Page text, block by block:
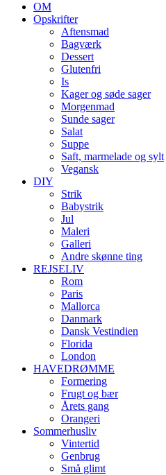
OM
Opskrifter
Aftensmad
Bagværk
Dessert
Glutenfri
Is
Kager og søde sager
Morgenmad
Sunde sager
Salat
Suppe
Saft, marmelade og sylt
Vegansk
DIY
Strik
Babystrik
Jul
Maleri
Galleri
Andre skønne ting
REJSELIV
Rom
Paris
Mallorca
Danmark
Dansk Vestindien
Florida
London
HAVEDRØMME
Formering
Frugt og bær
Årets gang
Orangeri
Sommerhusliv
Vintertid
Genbrug
Små glimt